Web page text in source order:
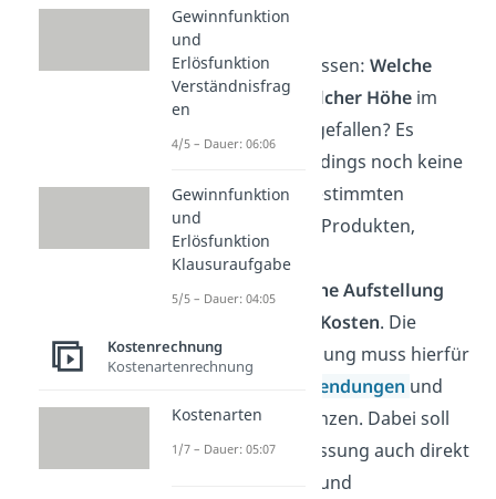
gegliedert.
Wir wollen also wissen: Welche
Kostensind in welcher Höheim
Unternehmen angefallen? Es
erfolgt dabei allerdings noch keine
Zurechnung zu bestimmten
Abteilungen oder Produkten,
sondern lediglich
einegrundsätzliche Aufstellung
angefallenen Kosten. Die
Kostenartenrechnung muss hierfür
Aufwendungen und
Leistungen abgrenzen. Dabei soll
neben dieser Erfassung auch direkt
eine Abgrenzung und
Gewinnfunktion
und
Erlösfunktion
Verständnisfrag
en
4/5 – Dauer: 06:06
Gewinnfunktion
und
Erlösfunktion
Klausuraufgabe
5/5 – Dauer: 04:05
Kostenrechnung
Kostenartenrechnung
Kostenarten
1/7 – Dauer: 05:07